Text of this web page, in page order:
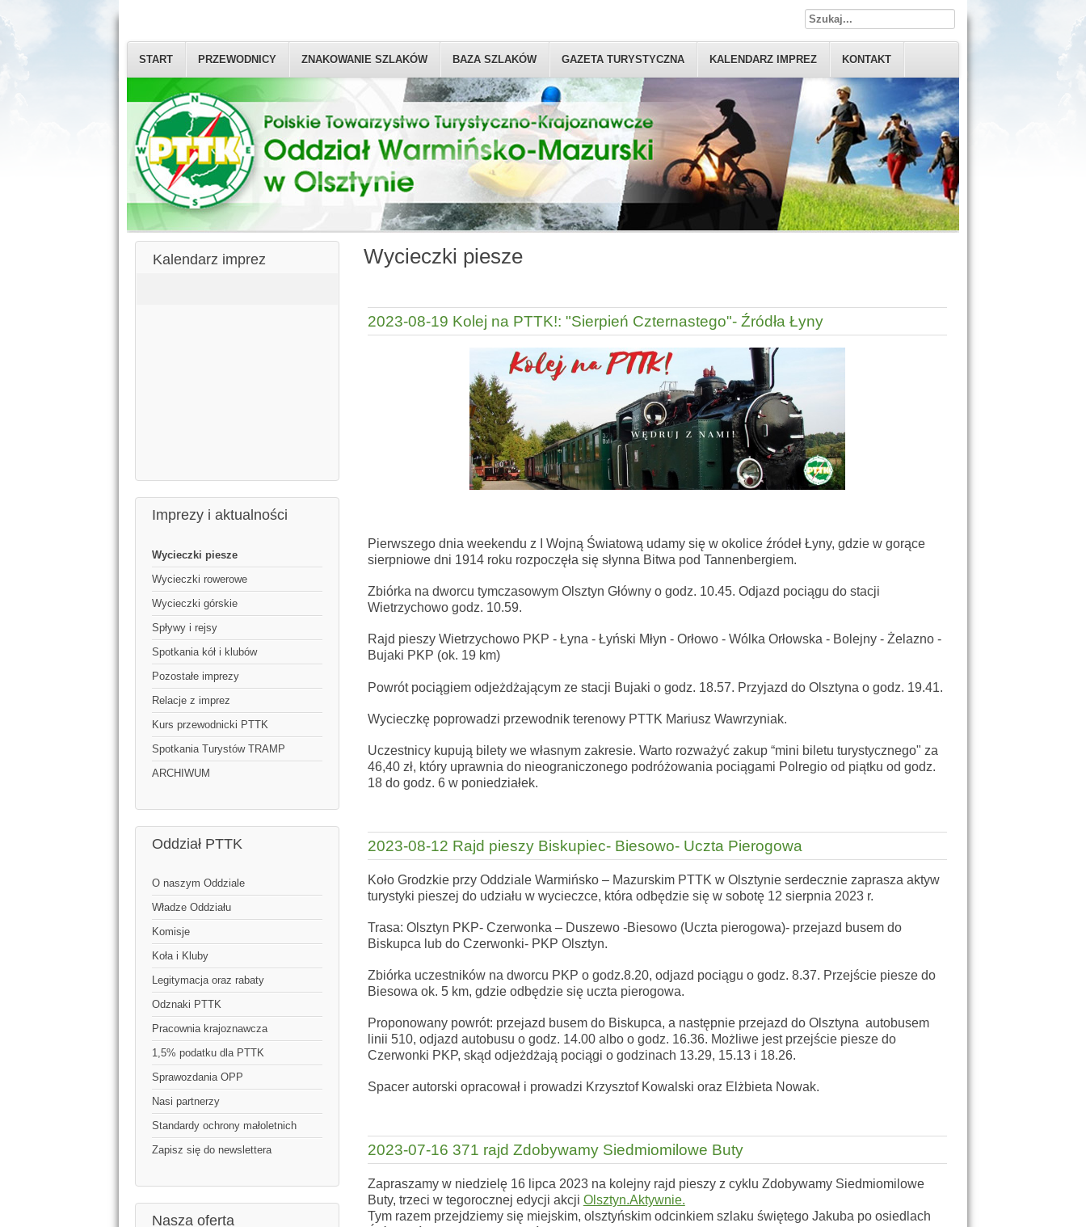
START PRZEWODNICY ZNAKOWANIE SZLAKÓW BAZA SZLAKÓW GAZETA TURYSTYCZNA KALENDARZ IMPREZ KONTAKT
Kalendarz imprez
Imprezy i aktualności
Wycieczki piesze
Wycieczki rowerowe
Wycieczki górskie
Spływy i rejsy
Spotkania kół i klubów
Pozostałe imprezy
Relacje z imprez
Kurs przewodnicki PTTK
Spotkania Turystów TRAMP
ARCHIWUM
Oddział PTTK
O naszym Oddziale
Władze Oddziału
Komisje
Koła i Kluby
Legitymacja oraz rabaty
Odznaki PTTK
Pracownia krajoznawcza
1,5% podatku dla PTTK
Sprawozdania OPP
Nasi partnerzy
Standardy ochrony małoletnich
Zapisz się do newslettera
Nasza oferta
Wycieczki piesze
2023-08-19 Kolej na PTTK!: "Sierpień Czternastego"- Źródła Łyny
Pierwszego dnia weekendu z I Wojną Światową udamy się w okolice źródeł Łyny, gdzie w gorące
sierpniowe dni 1914 roku rozpoczęła się słynna Bitwa pod Tannenbergiem.
Zbiórka na dworcu tymczasowym Olsztyn Główny o godz. 10.45. Odjazd pociągu do stacji
Wietrzychowo godz. 10.59.
Rajd pieszy Wietrzychowo PKP - Łyna - Łyński Młyn - Orłowo - Wólka Orłowska - Bolejny - Żelazno -
Bujaki PKP (ok. 19 km)
Powrót pociągiem odjeżdżającym ze stacji Bujaki o godz. 18.57. Przyjazd do Olsztyna o godz. 19.41.
Wycieczkę poprowadzi przewodnik terenowy PTTK Mariusz Wawrzyniak.
Uczestnicy kupują bilety we własnym zakresie. Warto rozważyć zakup “mini biletu turystycznego" za
46,40 zł, który uprawnia do nieograniczonego podróżowania pociągami Polregio od piątku od godz.
18 do godz. 6 w poniedziałek.
2023-08-12 Rajd pieszy Biskupiec- Biesowo- Uczta Pierogowa
Koło Grodzkie przy Oddziale Warmińsko – Mazurskim PTTK w Olsztynie serdecznie zaprasza aktyw
turystyki pieszej do udziału w wycieczce, która odbędzie się w sobotę 12 sierpnia 2023 r.
Trasa: Olsztyn PKP- Czerwonka – Duszewo -Biesowo (Uczta pierogowa)- przejazd busem do
Biskupca lub do Czerwonki- PKP Olsztyn.
Zbiórka uczestników na dworcu PKP o godz.8.20, odjazd pociągu o godz. 8.37. Przejście piesze do
Biesowa ok. 5 km, gdzie odbędzie się uczta pierogowa.
Proponowany powrót: przejazd busem do Biskupca, a następnie przejazd do Olsztyna autobusem
linii 510, odjazd autobusu o godz. 14.00 albo o godz. 16.36. Możliwe jest przejście piesze do
Czerwonki PKP, skąd odjeżdżają pociągi o godzinach 13.29, 15.13 i 18.26.
Spacer autorski opracował i prowadzi Krzysztof Kowalski oraz Elżbieta Nowak.
2023-07-16 371 rajd Zdobywamy Siedmiomilowe Buty
Zapraszamy w niedzielę 16 lipca 2023 na kolejny rajd pieszy z cyklu Zdobywamy Siedmiomilowe
Buty, trzeci w tegorocznej edycji akcji Olsztyn.Aktywnie.
Tym razem przejdziemy się miejskim, olsztyńskim odcinkiem szlaku świętego Jakuba po osiedlach